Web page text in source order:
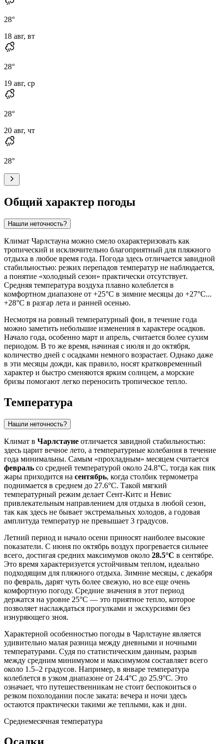
28°
18 авг, вт
28°
19 авг, ср
28°
20 авг, чт
28°
Общий характер погоды
Нашли неточность?
Климат Чарлстауна можно смело охарактеризовать как
тропический и исключительно благоприятный для пляжного
отдыха в любое время года. Погода здесь отличается завидной
стабильностью: резких перепадов температур не наблюдается,
а понятие «холодный сезон» практически отсутствует.
Средняя температура воздуха плавно колеблется в
комфортном диапазоне от +25°C в зимние месяцы до +27°C...
+28°C в разгар лета и ранней осенью.
Несмотря на ровный температурный фон, в течение года
можно заметить небольшие изменения в характере осадков.
Начало года, особенно март и апрель, считается более сухим
периодом. В то же время, начиная с июля и до октября,
количество дней с осадками немного возрастает. Однако даже
в эти месяцы дожди, как правило, носят кратковременный
характер и быстро сменяются ярким солнцем, а морские
бризы помогают легко переносить тропическое тепло.
Температура
Нашли неточность?
Климат в Чарлстауне отличается завидной стабильностью:
здесь царит вечное лето, а температурные колебания в течение
года минимальны. Самым «прохладным» месяцем считается
февраль со средней температурой около 24.8°C, тогда как пик
жары приходится на сентябрь, когда столбик термометра
поднимается в среднем до 27.6°C. Такой мягкий
температурный режим делает Сент-Китс и Невис
привлекательным направлением для отдыха в любой сезон,
так как здесь не бывает экстремальных холодов, а годовая
амплитуда температур не превышает 3 градусов.
Летний период и начало осени приносят наиболее высокие
показатели. С июня по октябрь воздух прогревается сильнее
всего, достигая средних максимумов около 28.5°C в сентябре.
Это время характеризуется устойчивым теплом, идеально
подходящим для пляжного отдыха. Зимние месяцы, с декабря
по февраль, дарят чуть более свежую, но все еще очень
комфортную погоду. Средние значения в этот период
держатся на уровне 25°C — это приятное тепло, которое
позволяет наслаждаться прогулками и экскурсиями без
изнуряющего зноя.
Характерной особенностью погоды в Чарлстауне является
удивительно малая разница между дневными и ночными
температурами. Судя по статистическим данным, разрыв
между средним минимумом и максимумом составляет всего
около 1.5–2 градусов. Например, в январе температура
колеблется в узком диапазоне от 24.4°C до 25.9°C. Это
означает, что путешественникам не стоит беспокоиться о
резком похолодании после заката: вечера и ночи здесь
остаются практически такими же теплыми, как и дни.
Среднемесячная температура